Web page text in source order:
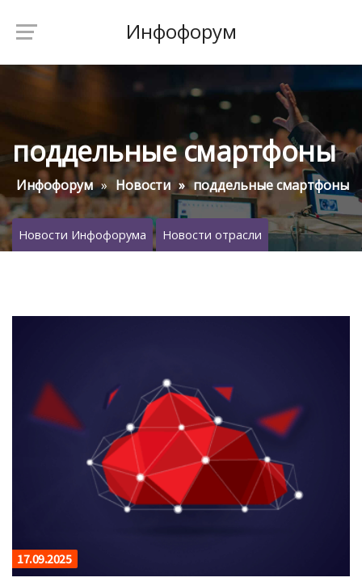
Инфофорум
поддельные смартфоны
Инфофорум Новости поддельные смартфоны
Новости Инфофорума Новости отрасли
17.09.2025